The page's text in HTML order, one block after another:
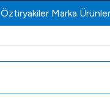
Öztiryakiler Marka